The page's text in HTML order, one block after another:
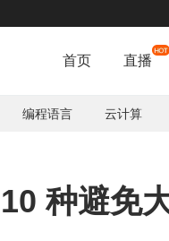
首页 直播
编程语言 云计算
10 种避免